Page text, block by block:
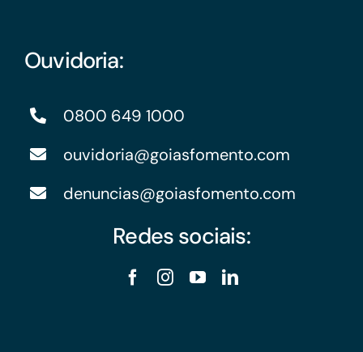
Ouvidoria:
0800 649 1000
ouvidoria@goiasfomento.com
denuncias@goiasfomento.com
Redes sociais: